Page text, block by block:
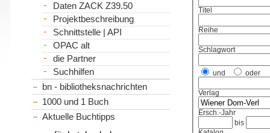
Titel
Reihe
Schlagwort
und oder
Verlag
Ersch.-Jahr
bis
Daten ZACK Z39.50
Projektbeschreibung
Schnittstelle | API
OPAC alt
die Partner
Suchhilfen
bn - bibliotheksnachrichten
1000 und 1 Buch
Aktuelle Buchtipps